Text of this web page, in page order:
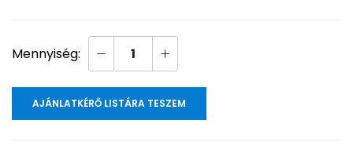
AJÁNLATKÉRŐ LISTÁRA TESZEM